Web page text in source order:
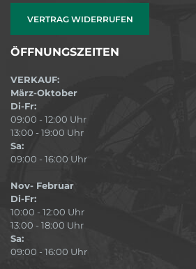
VERTRAG WIDERRUFEN
ÖFFNUNGSZEITEN
VERKAUF:
März-Oktober
Di-Fr:
09:00 - 12:00 Uhr
13:00 - 19:00 Uhr
Sa:
09:00 - 16:00 Uhr
Nov- Februar
Di-Fr:
10:00 - 12:00 Uhr
13:00 - 18:00 Uhr
Sa:
09:00 - 16:00 Uhr